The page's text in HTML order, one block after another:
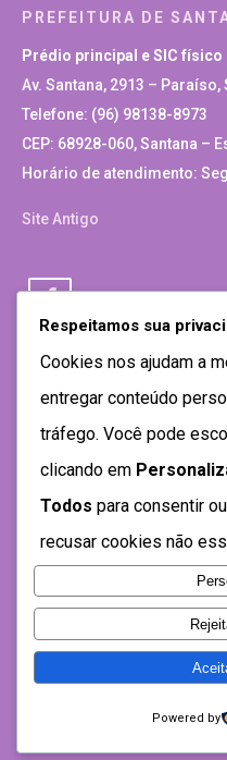
PREFEITURA DE
Prédio principal e SIC físico
Av. Santana, 2913 – Paraíso,
Telefone: (96) 98138-8973
CEP: 68928-060, Santana –
Horário de atendimento:
Site Antigo
Respeitamos sua
Cookies nos ajudam a
entregar conteúdo
tráfego. Você pode
clicando em
Todos para consentir ou
recusar cookies não
Powered by